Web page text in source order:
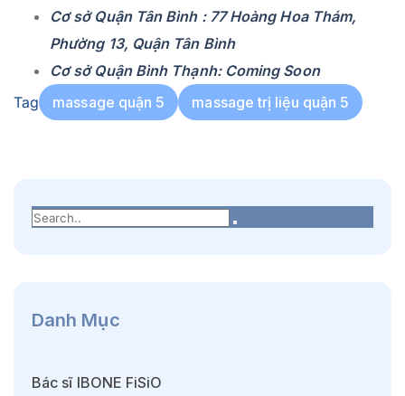
Cơ sở Quận Tân Bình : 77 Hoàng Hoa Thám,
Phường 13, Quận Tân Bình
Cơ sở Quận Bình Thạnh: Coming Soon
Tag
massage quận 5 massage trị liệu quận 5
Danh Mục
Bác sĩ IBONE FiSiO